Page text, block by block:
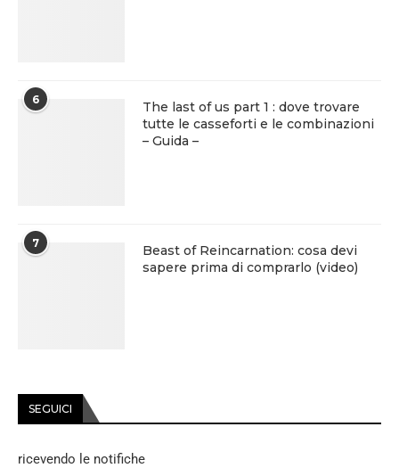
6
The last of us part 1 : dove trovare
tutte le casseforti e le combinazioni
– Guida –
7
Beast of Reincarnation: cosa devi
sapere prima di comprarlo (video)
SEGUICI
ricevendo le notifiche